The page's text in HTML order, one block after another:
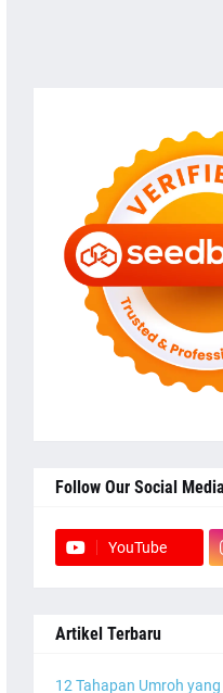
Follow Our Social Media
YouTube
Artikel Terbaru
12 Tahapan Umroh